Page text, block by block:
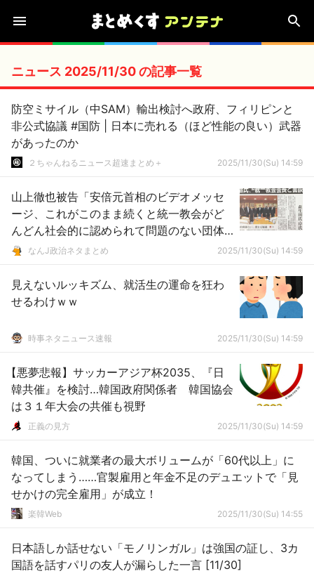
ニュース 2025/11/30 の記事一覧
防空ミサイル（中SAM）輸出検討へ政府、フィリピンと
非公式協議 #国防 | 日本に売れる（ほど性能の良い）武器
があったのか
２ちゃんねるニュース超速まとめ＋ 2025/11/30(Su) 14:59
山上徹也被告「安倍元首相のビデオメッセ
ージ、これがこのまま続くと統一教会がど
んどん社会的に認められて問題のない団体
だと認識されると絶望した」
なんJ政治ネタまとめ 2025/11/30(Su) 14:59
見えないルッキズム、就活生の運命を狂わ
せるわけｗｗ
時事ネタニュース速報 2025/11/30(Su) 14:59
【悪夢悲報】サッカーアジア杯2035、『日
韓共催』を検討…韓国政府関係者 韓国協会
は３１年大会の共催も視野
正義の見方 2025/11/30(Su) 14:59
韓国、ついに就業者の最大ボリュームが「60代以上」に
なってしまう……官製雇用と年金不足のデュエットで「見
せかけの完全雇用」が成立！
楽韓Web 2025/11/30(Su) 14:55
日本語しか話せない「モノリンガル」は強国の証し、3カ
国語を話すパリの友人が漏らした一言 [11/30]